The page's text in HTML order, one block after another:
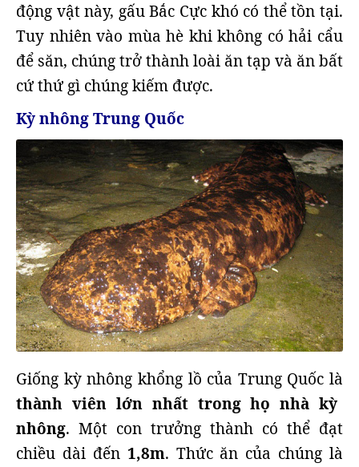
động vật này, gấu Bắc Cực khó có thể tồn tại.
Tuy nhiên vào mùa hè khi không có hải cẩu
để săn, chúng trở thành loài ăn tạp và ăn bất
cứ thứ gì chúng kiếm được.
Kỳ nhông Trung Quốc
Giống kỳ nhông khổng lồ của Trung Quốc là
thành viên lớn nhất trong họ nhà kỳ
nhông. Một con trưởng thành có thể đạt
chiều dài đến 1,8m. Thức ăn của chúng là